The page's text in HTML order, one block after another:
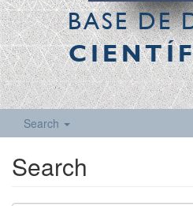
BASE DE
Search
Search